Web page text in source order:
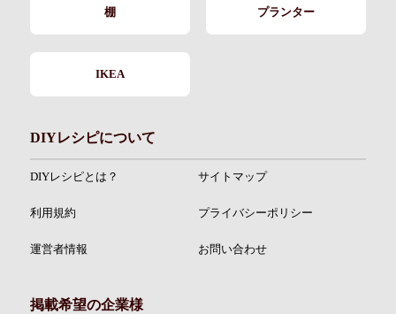
棚 プランター
IKEA
DIYレシピについて
DIYレシピとは？ サイトマップ
利用規約 プライバシーポリシー
運営者情報 お問い合わせ
掲載希望の企業様